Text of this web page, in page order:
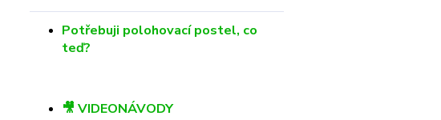
Potřebuji polohovací postel, co
teď?
🎥 VIDEONÁVODY